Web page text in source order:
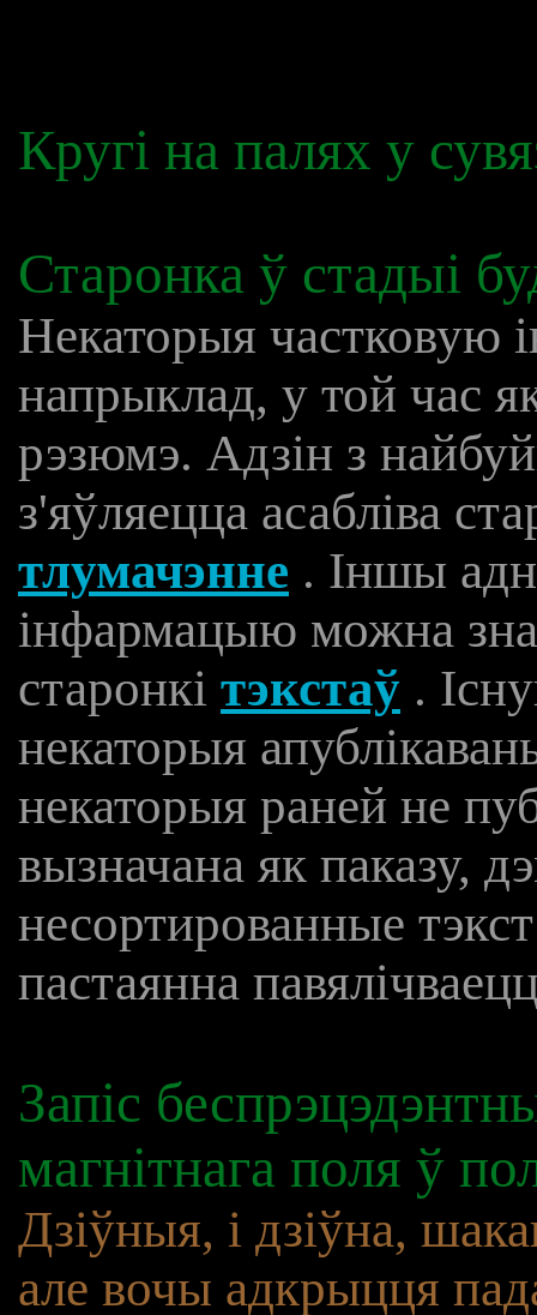
Кругі на палях у
Старонка ў стадыі
Некаторыя частковую
напрыклад, у той час
рэзюмэ. Адзін з
з'яўляецца асабліва
тлумачэнне . Іншы
інфармацыю можна
старонкі тэкстаў .
некаторыя
некаторыя раней не
вызначана як паказу,
несортированные
пастаянна
Запіс
магнітнага поля ў
Дзіўныя, і дзіўна,
але вочы адкрыцця